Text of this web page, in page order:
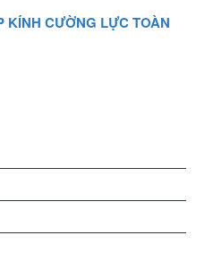
KÍNH CƯỜNG LỰC TOÀN